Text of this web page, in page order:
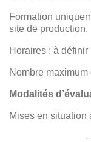
Formation
site de production.
Horaires : à définir
Nombre
Modalités
Mises en situation